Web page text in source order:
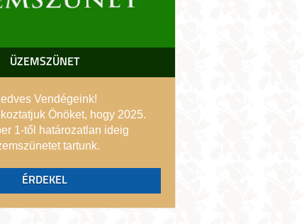
ÜZEMSZÜNET
Vendégeink!
Önöket, hogy 2025.
1-től határozatlan ideig
tartunk.
2026-ban!
ÉRDEKEL